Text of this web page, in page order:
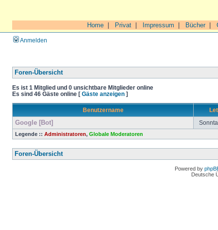
Home Privat Impressum Bücher|
Anmelden
Foren-Übersicht
Es ist 1 Mitglied und 0 unsichtbare Mitglieder online
Es sind 46 Gäste online [ Gäste anzeigen ]
Benutzername
Google [Bot]
Legende :: Administratoren, Globale Moderatoren
Foren-Übersicht
Powered by
Deutsche